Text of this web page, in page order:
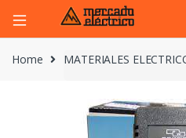
Home MATERIALES